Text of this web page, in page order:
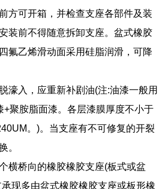
方可开箱，并检查支座各部件及装
装前不得随意拆卸支座。盆式橡胶
氟乙烯滑动面采用硅脂润滑，可降
濠入，应重新补剧油(注:油漆一般用
+聚胺脂面漆。各层漆膜厚度不小于
。)。当支座有不可修复的开裂
。
横桥向的橡胶橡胶支座(板式或盆
现多由盆式橡胶橡胶支座或板形橡